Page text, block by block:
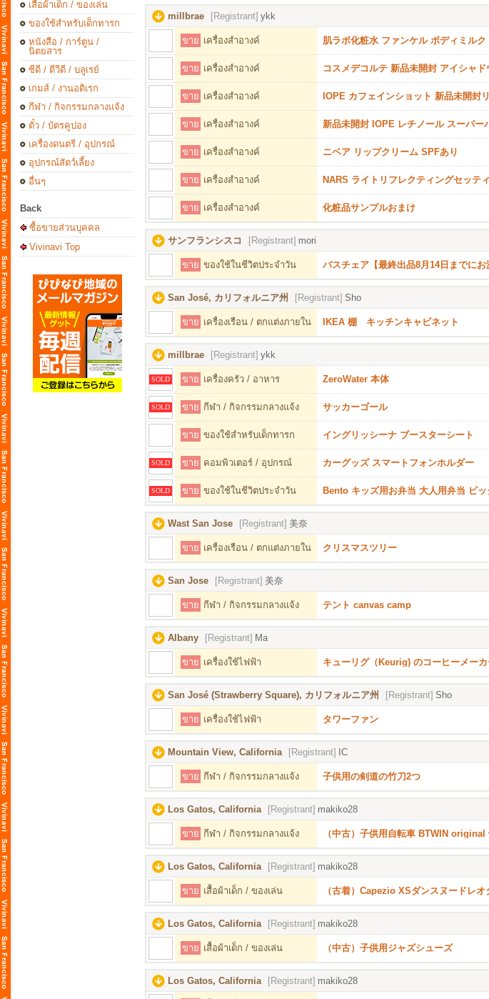
เสื้อผ้าเด็ก / ของเล่น
ของใช้สำหรับเด็กทารก
หนังสือ / การ์ตูน /
นิตยสาร
ซีดี / ดีวีดี / บลูเรย์
เกมส์ / งานอดิเรก
กีฬา / กิจกรรมกลางแจ้ง
ตั๋ว / บัตรคูปอง
เครื่องดนตรี / อุปกรณ์
อุปกรณ์สัตว์เลี้ยง
อื่นๆ
Back
ซื้อขายส่วนบุคคล
Vivinavi Top
millbrae [Registrant] ykk
ขาย เครื่องสำอางค์ 肌ラボ化粧水 ファンケル ボディミルク
ขาย เครื่องสำอางค์ コスメデコルテ 新品未開封 アイシャド
ขาย เครื่องสำอางค์ IOPE カフェインショット 新品未開封
ขาย เครื่องสำอางค์ 新品未開封 IOPE レチノール スーパー
ขาย เครื่องสำอางค์ ニベア リップクリーム SPFあり
ขาย เครื่องสำอางค์ NARS ライトリフレクティングセッテ
ขาย เครื่องสำอางค์ 化粧品サンプルおまけ
サンフランシスコ [Registrant] mori
ขาย ของใช้ในชีวิตประจำวัน バスチェア【最終出品8月14日までにお
San José, カリフォルニア州 [Registrant] Sho
ขาย เครื่องเรือน / ตกแต่งภายใน IKEA 棚 キッチンキャビネット
millbrae [Registrant] ykk
SOLD ขาย เครื่องครัว / อาหาร ZeroWater 本体
SOLD ขาย กีฬา / กิจกรรมกลางแจ้ง サッカーゴール
ขาย ของใช้สำหรับเด็กทารก イングリッシーナ ブースターシート
SOLD ขาย คอมพิวเตอร์ / อุปกรณ์ カーグッズ スマートフォンホルダー
SOLD ขาย ของใช้ในชีวิตประจำวัน Bento キッズ用お弁当 大人用弁当 ピ
Wast San Jose [Registrant] 美奈
ขาย เครื่องเรือน / ตกแต่งภายใน クリスマスツリー
San Jose [Registrant] 美奈
ขาย กีฬา / กิจกรรมกลางแจ้ง テント canvas camp
Albany [Registrant] Ma
ขาย เครื่องใช้ไฟฟ้า キューリグ（Keurig) のコーヒーメー
San José (Strawberry Square), カリフォルニア州 [Registrant] Sho
ขาย เครื่องใช้ไฟฟ้า タワーファン
Mountain View, California [Registrant] IC
ขาย กีฬา / กิจกรรมกลางแจ้ง 子供用の剣道の竹刀2つ
Los Gatos, California [Registrant] makiko28
ขาย กีฬา / กิจกรรมกลางแจ้ง （中古）子供用自転車 BTWIN
Los Gatos, California [Registrant] makiko28
ขาย เสื้อผ้าเด็ก / ของเล่น （古着）Capezio XSダンスヌードレオ
Los Gatos, California [Registrant] makiko28
ขาย เสื้อผ้าเด็ก / ของเล่น （中古）子供用ジャズシューズ
Los Gatos, California [Registrant] makiko28